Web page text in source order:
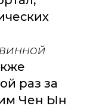
раз за
Чен Ын